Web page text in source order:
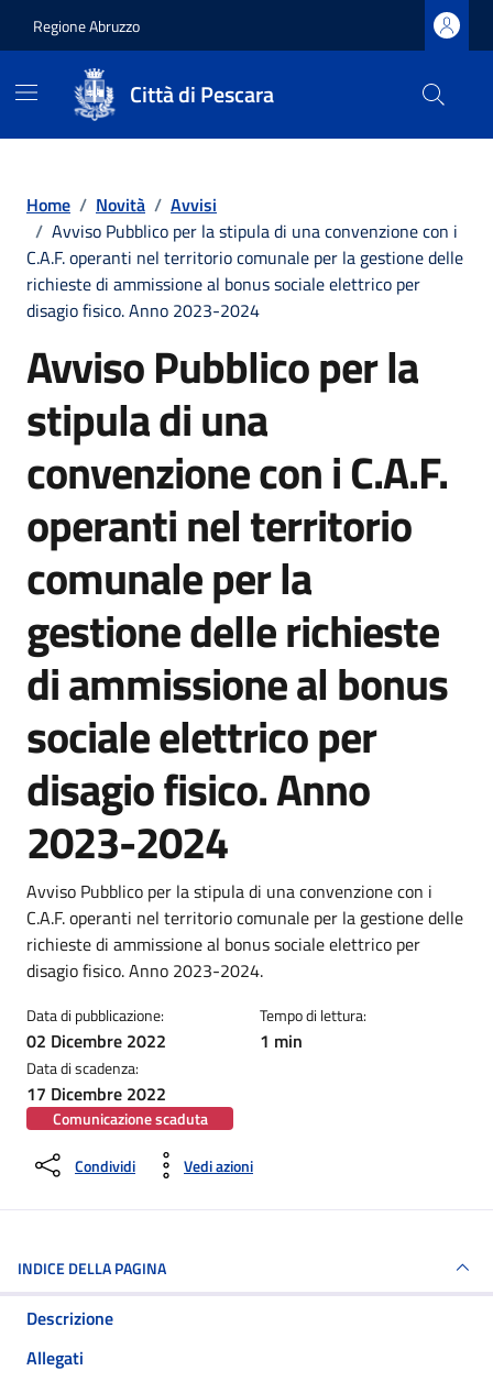
Regione Abruzzo
Città di Pescara
Home / Novità / Avvisi
/ Avviso Pubblico per la stipula di una convenzione con i
C.A.F. operanti nel territorio comunale per la gestione delle
richieste di ammissione al bonus sociale elettrico per
disagio fisico. Anno 2023-2024
Avviso Pubblico per la
stipula di una
convenzione con i C.A.F.
operanti nel territorio
comunale per la
gestione delle richieste
di ammissione al bonus
sociale elettrico per
disagio fisico. Anno
2023-2024
Dettagli della notizia
Avviso Pubblico per la stipula di una convenzione con i
C.A.F. operanti nel territorio comunale per la gestione delle
richieste di ammissione al bonus sociale elettrico per
disagio fisico. Anno 2023-2024.
Data di pubblicazione:
02 Dicembre 2022
Data di scadenza:
17 Dicembre 2022
Comunicazione scaduta
Tempo di lettura:
1 min
Condividi Vedi azioni
INDICE DELLA PAGINA
Descrizione
Allegati